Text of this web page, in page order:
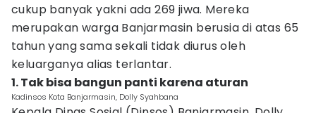
cukup banyak yakni ada 269 jiwa. Mereka
merupakan warga Banjarmasin berusia di atas 65
tahun yang sama sekali tidak diurus oleh
keluarganya alias terlantar.
1. Tak bisa bangun panti karena aturan
Kadinsos Kota Banjarmasin, Dolly Syahbana